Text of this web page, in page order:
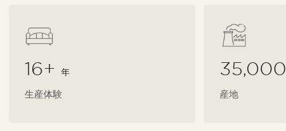
16+ 年
生産体験
35,000
産地